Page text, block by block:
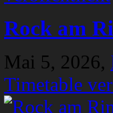
Rock am
Mai 5, 2026,
Timetable